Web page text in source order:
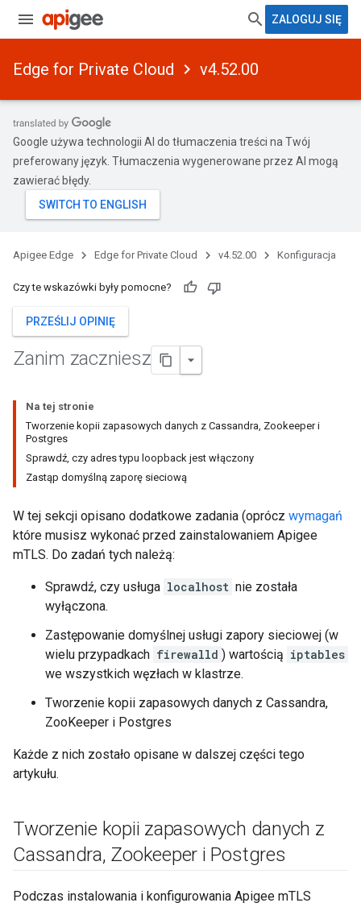
ZALOGUJ SIĘ
Edge for Private Cloud v4.52.00
Google używa technologii AI do tłumaczenia treści na Twój
preferowany język. Tłumaczenia wygenerowane przez AI mogą
zawierać błędy.
Apigee Edge Edge for Private Cloud v4.52.00 Konfiguracja
Czy te wskazówki były pomocne?
PRZEŚLIJ OPINIĘ
Zanim zaczniesz
Na tej stronie
Tworzenie kopii zapasowych danych z Cassandra, Zookeeper i
Postgres
Sprawdź, czy adres typu loopback jest włączony
Zastąp domyślną zaporę sieciową
W tej sekcji opisano dodatkowe zadania (oprócz wymagań
które musisz wykonać przed zainstalowaniem Apigee
mTLS. Do zadań tych należą:
Sprawdź, czy usługa localhost nie została
wyłączona.
Zastępowanie domyślnej usługi zapory sieciowej (w
wielu przypadkach firewalld ) wartością iptables
we wszystkich węzłach w klastrze.
Tworzenie kopii zapasowych danych z Cassandra,
ZooKeeper i Postgres
Każde z nich zostało opisane w dalszej części tego
artykułu.
Tworzenie kopii zapasowych danych z
Cassandra, Zookeeper i Postgres
Podczas instalowania i konfigurowania Apigee mTLS